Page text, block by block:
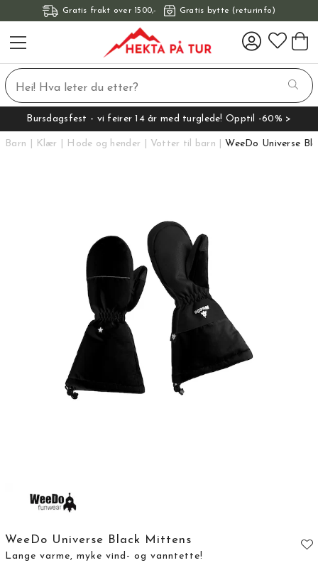
Gratis frakt over 1500,- Gratis bytte (returinfo)
Bursdagsfest - vi feirer 14 år med turglede! Opptil -60% >
Barn Klær Hode og hender Votter til barn WeeDo Universe
WeeDo Universe Black Mittens
Lange varme, myke vind- og vanntette!